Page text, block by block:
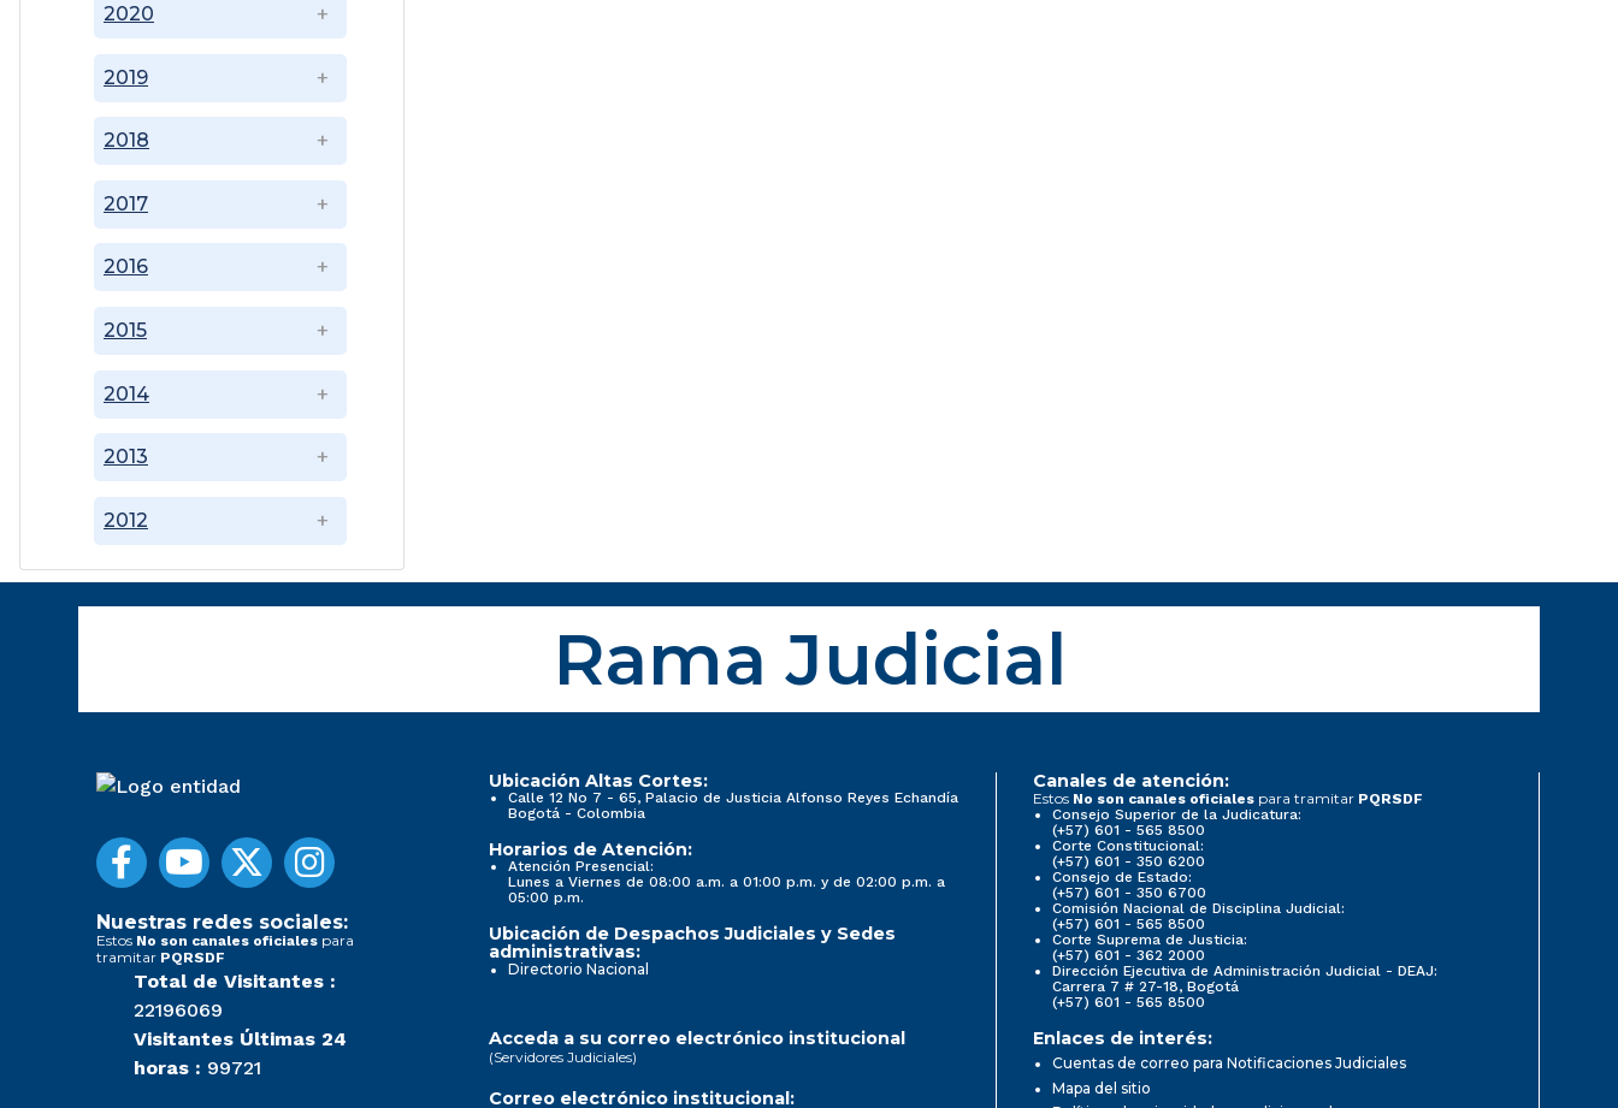
2012
2013
2014
2015
2016
2017
2018
2019
2020
Rama Judicial
Nuestras redes sociales:
Estos No son canales oficiales para
tramitar PQRSDF
Total de Visitantes :
22196069
Visitantes Últimas 24
horas : 99721
Ubicación Altas Cortes:
Calle 12 No 7 - 65, Palacio de Justicia Alfonso Reyes Echandía
Bogotá - Colombia
Horarios de Atención:
Atención Presencial:
Lunes a Viernes de 08:00 a.m. a 01:00 p.m. y de 02:00 p.m. a
05:00 p.m.
Ubicación de Despachos Judiciales y Sedes
administrativas:
Directorio Nacional
Canales de atención:
Estos No son canales oficiales para tramitar PQRSDF
Consejo Superior de la Judicatura:
(+57) 601 - 565 8500
Corte Constitucional:
(+57) 601 - 350 6200
Consejo de Estado:
(+57) 601 - 350 6700
Comisión Nacional de Disciplina Judicial:
(+57) 601 - 565 8500
Corte Suprema de Justicia:
(+57) 601 - 362 2000
Dirección Ejecutiva de Administración Judicial - DEAJ:
Carrera 7 # 27-18, Bogotá
(+57) 601 - 565 8500
Acceda a su correo electrónico institucional
(Servidores Judiciales)
Correo electrónico institucional:
Enlaces de interés:
Cuentas de correo para Notificaciones Judiciales
Mapa del sitio